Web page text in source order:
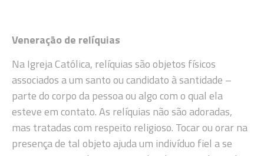
Veneração de relíquias
Na Igreja Católica, relíquias são objetos físicos
associados a um santo ou candidato à santidade –
parte do corpo da pessoa ou algo com o qual ela
esteve em contato. As relíquias não são adoradas,
mas tratadas com respeito religioso. Tocar ou orar na
presença de tal objeto ajuda um indivíduo fiel a se